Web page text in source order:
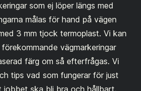
som ej löper längs med
målas för hand på vägen
3 mm tjock termoplast. Vi kan
vägmarkeringar
färg om så efterfrågas. Vi
tips vad som fungerar för just
ska bli bra och hållbart.